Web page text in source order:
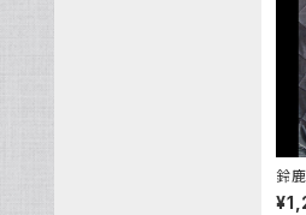
鈴
すめ